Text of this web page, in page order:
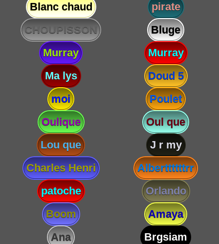
Blanc chaud
pirate
CHOUPISSON
Bluge
Murray
Murray
Ma lys
Doud 5
moi
Poulet
Oulique
Oul que
Lou que
J r my
Charles Henri
Alberttttttrr
patoche
Orlando
Boom
Amaya
Ana
Brgsiam